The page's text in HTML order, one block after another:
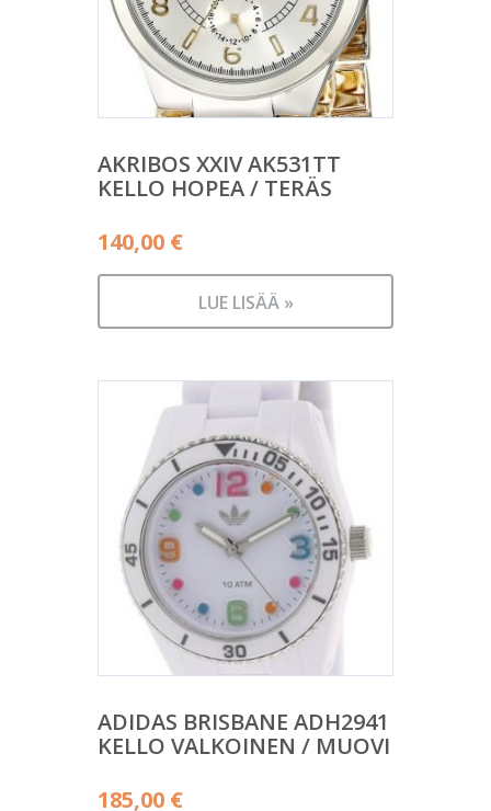
AKRIBOS XXIV AK531TT
KELLO HOPEA / TERÄS
140,00 €
LUE LISÄÄ »
ADIDAS BRISBANE ADH2941
KELLO VALKOINEN / MUOVI
185,00 €